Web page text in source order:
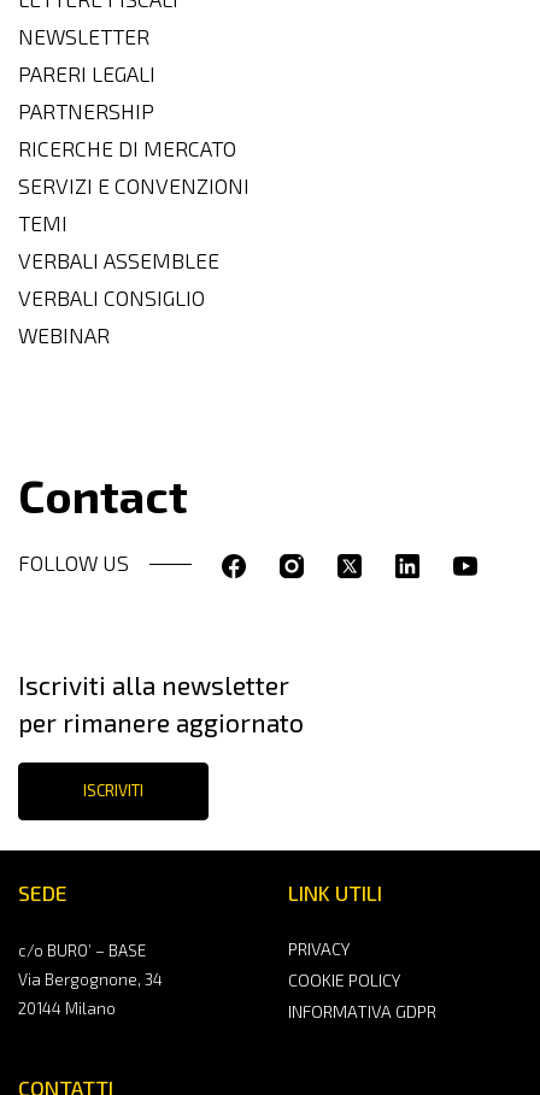
NEWSLETTER
PARERI LEGALI
PARTNERSHIP
RICERCHE DI MERCATO
SERVIZI E CONVENZIONI
TEMI
VERBALI ASSEMBLEE
VERBALI CONSIGLIO
WEBINAR
Contact
FOLLOW US
SEDE
c/o BURO’ – BASE
Via Bergognone, 34
20144 Milano
CONTATTI
LINK UTILI
PRIVACY
COOKIE POLICY
INFORMATIVA GDPR
Iscriviti alla newsletter
per rimanere aggiornato
ISCRIVITI